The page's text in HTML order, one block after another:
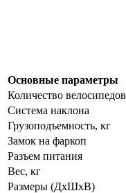
Основные параметры
Количество велосипедов
Система наклона
Грузоподъемность, кг
Замок на фаркоп
Разъем питания
Вес, кг
Размеры (ДхШхВ)